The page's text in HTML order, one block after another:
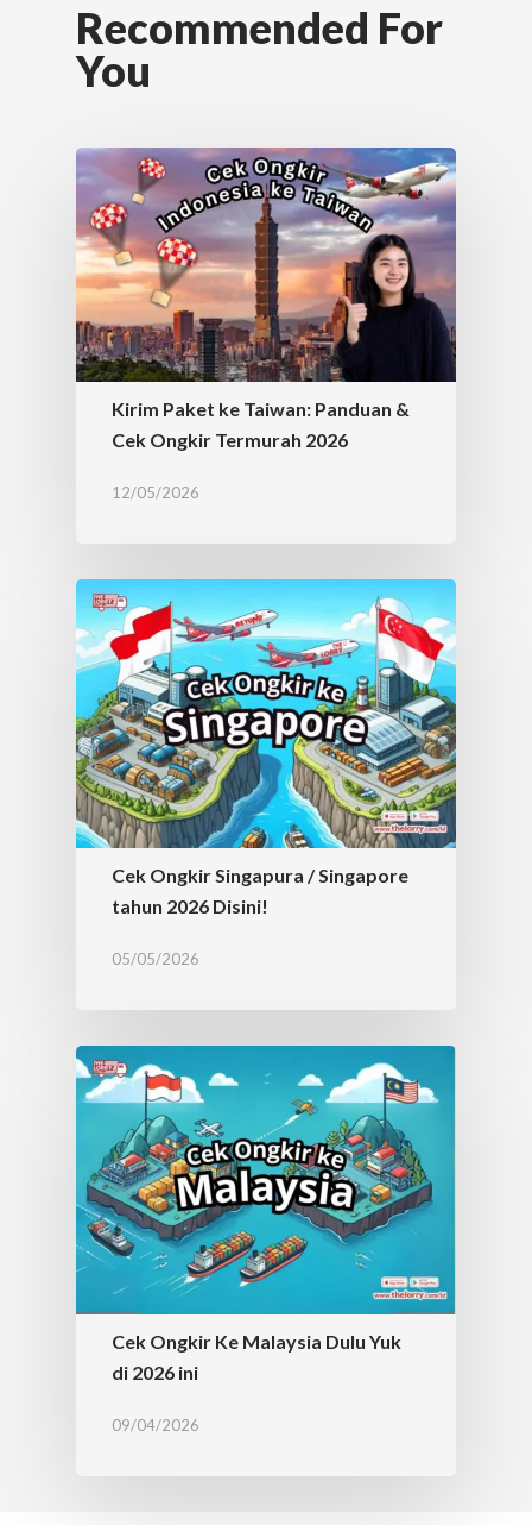
Recommended For
You
Kirim Paket ke Taiwan: Panduan &
Cek Ongkir Termurah 2026
12/05/2026
Cek Ongkir Singapura / Singapore
tahun 2026 Disini!
05/05/2026
Cek Ongkir Ke Malaysia Dulu Yuk
di 2026 ini
09/04/2026